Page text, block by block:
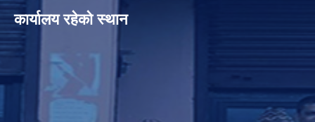
कार्यालय रहेको स्थान